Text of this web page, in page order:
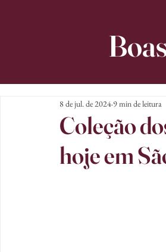
Coleção
hoje em
8 de jul. de 2024 9 min de leitura